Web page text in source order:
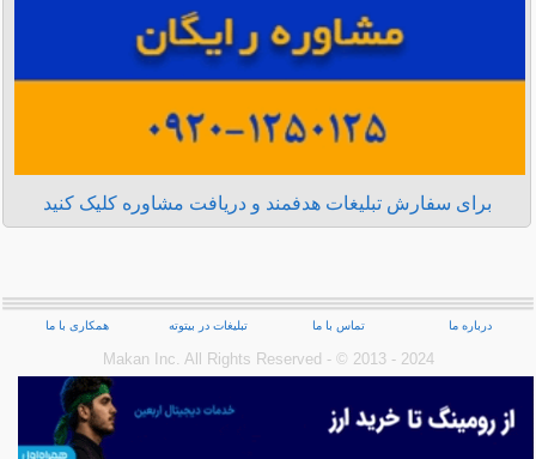
برای سفارش تبلیغات هدفمند و دریافت مشاوره کلیک کنید
درباره ما تماس با ما تبلیغات در بیتوته همکاری با ما
Makan Inc.‎ All Rights Reserved - © 2013 - 2024